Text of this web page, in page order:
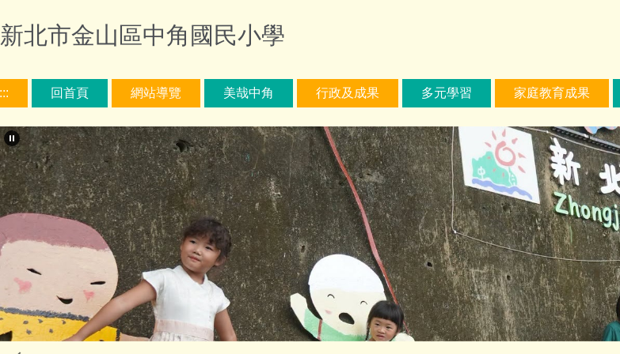
到
主
內
容
區
新北市金山區中角國民小學
::: 回首頁 網站導覽 美哉中角 行政及成果 多元學習 家庭教育成果